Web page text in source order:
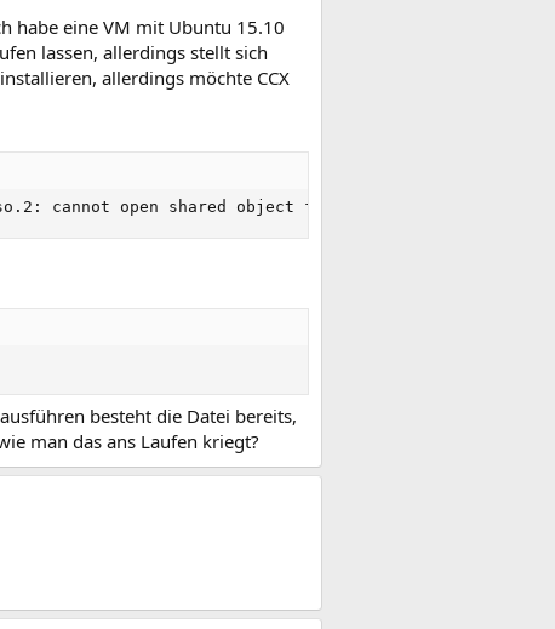
habe eine VM mit Ubuntu 15.10
lassen, allerdings stellt sich
allerdings möchte CCX
cannot open shared object file: No such file or
besteht die Datei bereits,
man das ans Laufen kriegt?